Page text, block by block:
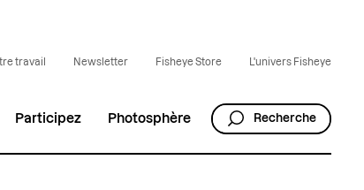
travail Newsletter Fisheye Store L'univers Fisheye
Participez Photosphère Recherche